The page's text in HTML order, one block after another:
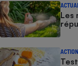
Les